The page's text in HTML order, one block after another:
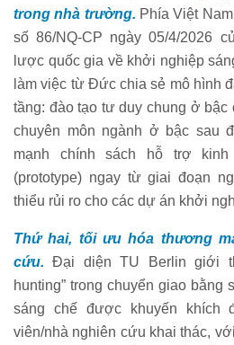
trong nhà trường. Phía Việt
số 86/NQ-CP ngày 05/4/2026
lược quốc gia về khởi nghiệp
làm việc từ Đức chia sẻ mô hình
tầng: đào tạo tư duy chung ở
chuyên môn ngành ở bậc sau
mạnh chính sách hỗ trợ
(prototype) ngay từ giai đoạn
thiểu rủi ro cho các dự án khởi
Thứ hai, tối ưu hóa thương
cứu. Đại diện TU Berlin giới
hunting” trong chuyển giao bằng
sáng chế được khuyến khích
viên/nhà nghiên cứu khai thác,